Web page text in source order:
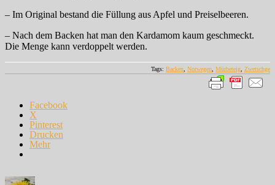
– Im Original bestand die Füllung aus Apfel und Preiselbeeren.
– Nach dem Backen hat man den Kardamom kaum geschmeckt.
Die Menge kann verdoppelt werden.
Tags: Backen, Norwegen, Mürbeteig, Zwetschge
Facebook
X
Pinterest
Drucken
Mehr